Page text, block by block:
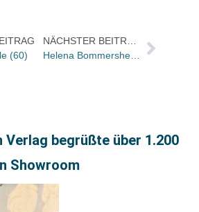
(60)
Verlag begrüßte über 1.200
Showroom